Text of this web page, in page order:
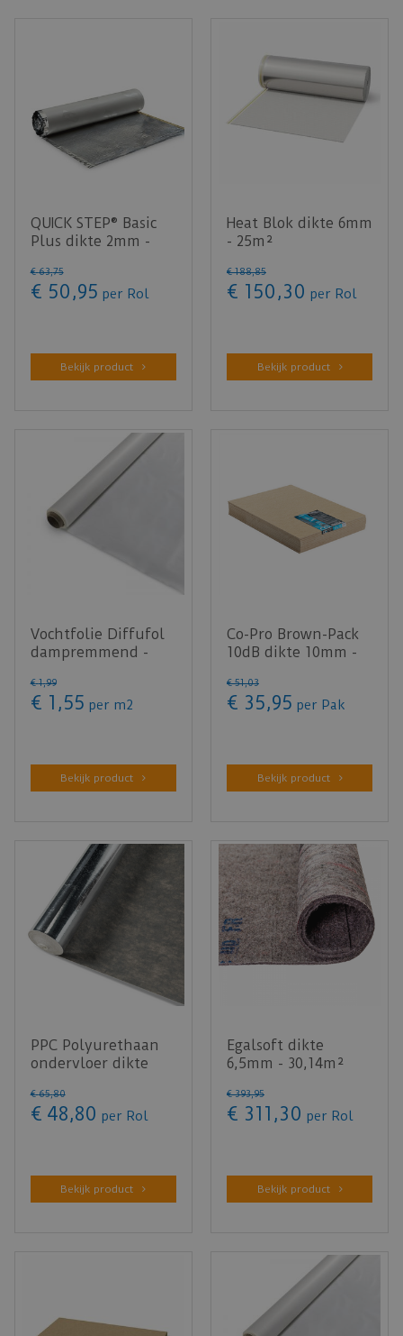
QUICK STEP® Basic
Plus dikte 2mm -
€ 63,75
€ 50 ,95 per Rol
Bekijk product
Heat Blok dikte 6mm
- 25m²
€ 188,85
€ 150 ,30 per Rol
Bekijk product
Vochtfolie Diffufol
dampremmend -
€ 1,99
€ 1 ,55 per m2
Bekijk product
Co-Pro Brown-Pack
10dB dikte 10mm -
€ 51,03
€ 35,95 per Pak
Bekijk product
PPC Polyurethaan
ondervloer dikte
€ 65,80
€ 48,80 per Rol
Bekijk product
Egalsoft dikte
6,5mm - 30,14m²
€ 393,95
€ 311 ,30 per Rol
Bekijk product